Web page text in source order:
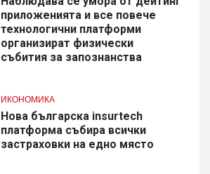
приложенията и все повече
технологични платформи
организират физически
събития за запознанства
ИКОНОМИКА
Нова българска insurtech
платформа събира всички
застраховки на едно място